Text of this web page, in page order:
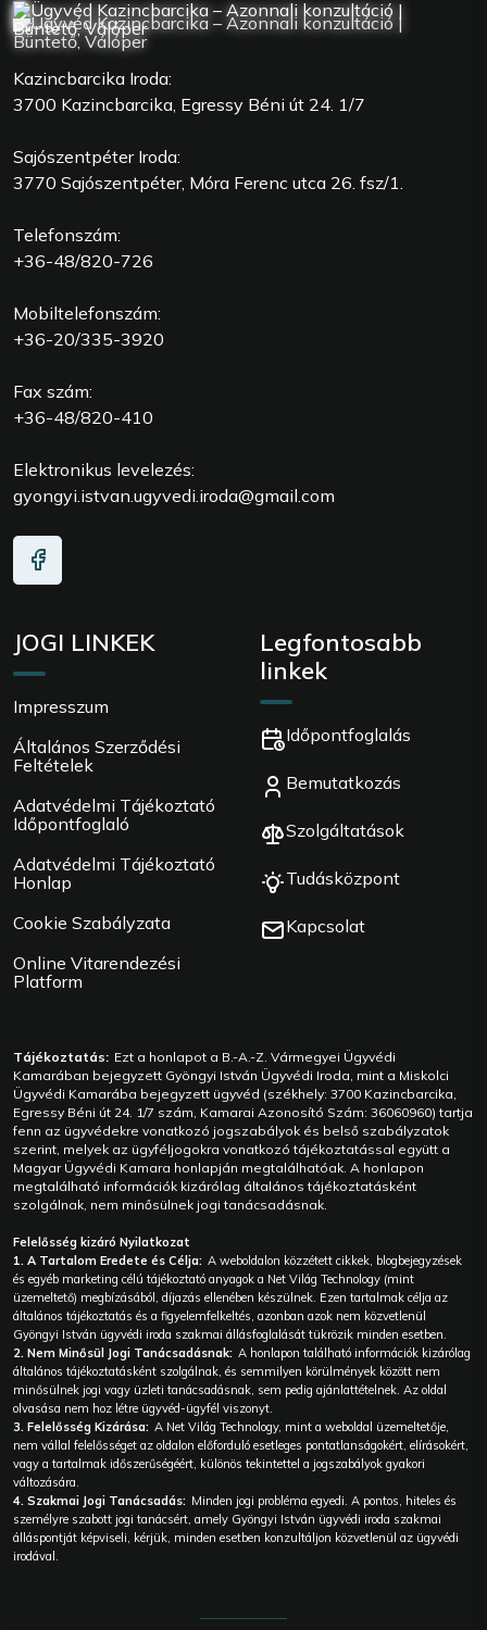
Kazincbarcika Iroda:
3700 Kazincbarcika, Egressy Béni út 24. 1/7
Sajószentpéter Iroda:
3770 Sajószentpéter, Móra Ferenc utca 26. fsz/1.
Telefonszám:
+36-48/820-726
Mobiltelefonszám:
+36-20/335-3920
Fax szám:
+36-48/820-410
Elektronikus levelezés:
gyongyi.istvan.ugyvedi.iroda@gmail.com
JOGI LINKEK
Impresszum
Általános Szerződési
Feltételek
Adatvédelmi Tájékoztató
Időpontfoglaló
Adatvédelmi Tájékoztató
Honlap
Cookie Szabályzata
Online Vitarendezési
Platform
Legfontosabb
linkek
Időpontfoglalás
Bemutatkozás
Szolgáltatások
Tudásközpont
Kapcsolat
Tájékoztatás: Ezt a honlapot a B.-A.-Z. Vármegyei Ügyvédi
Kamarában bejegyzett Gyöngyi István Ügyvédi Iroda, mint a Miskolci
Ügyvédi Kamarába bejegyzett ügyvéd (székhely: 3700 Kazincbarcika,
Egressy Béni út 24. 1/7 szám, Kamarai Azonosító Szám: 36060960) tartja
fenn az ügyvédekre vonatkozó jogszabályok és belső szabályzatok
szerint, melyek az ügyféljogokra vonatkozó tájékoztatással együtt a
Magyar Ügyvédi Kamara honlapján megtalálhatóak. A honlapon
megtalálható információk kizárólag általános tájékoztatásként
szolgálnak, nem minősülnek jogi tanácsadásnak.
Felelősség kizáró Nyilatkozat
1. A Tartalom Eredete és Célja: A weboldalon közzétett cikkek, blogbejegyzések
és egyéb marketing célú tájékoztató anyagok a Net Világ Technology (mint
üzemeltető) megbízásából, díjazás ellenében készülnek. Ezen tartalmak célja az
általános tájékoztatás és a figyelemfelkeltés, azonban azok nem közvetlenül
Gyöngyi István ügyvédi iroda szakmai állásfoglalását tükrözik minden esetben.
2. Nem Minősül Jogi Tanácsadásnak: A honlapon található információk kizárólag
általános tájékoztatásként szolgálnak, és semmilyen körülmények között nem
minősülnek jogi vagy üzleti tanácsadásnak, sem pedig ajánlattételnek. Az oldal
olvasása nem hoz létre ügyvéd-ügyfél viszonyt.
3. Felelősség Kizárása: A Net Világ Technology, mint a weboldal üzemeltetője,
nem vállal felelősséget az oldalon előforduló esetleges pontatlanságokért, elírásokért,
vagy a tartalmak időszerűségéért, különös tekintettel a jogszabályok gyakori
változására.
4. Szakmai Jogi Tanácsadás: Minden jogi probléma egyedi. A pontos, hiteles és
személyre szabott jogi tanácsért, amely Gyöngyi István ügyvédi iroda szakmai
álláspontját képviseli, kérjük, minden esetben konzultáljon közvetlenül az ügyvédi
irodával.